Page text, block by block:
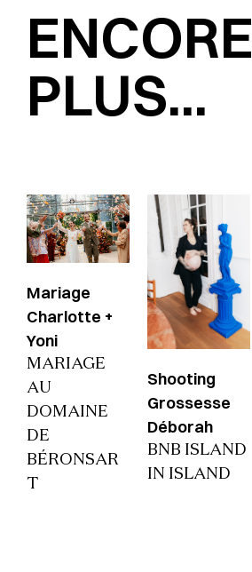
ENCORE
PLUS...
Mariage
Charlotte +
Yoni
MARIAGE
AU
DOMAINE
DE
BÉRONSAR
T
Shooting
Grossesse
Déborah
BNB ISLAND
IN ISLAND